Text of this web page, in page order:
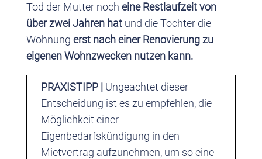
Tod der Mutter noch eine Restlaufzeit von
über zwei Jahren hatund die Tochter die
Wohnung erst nach einer Renovierung zu
eigenen Wohnzwecken nutzen kann.
PRAXISTIPP | Ungeachtet dieser
Entscheidung ist es zu empfehlen, die
Möglichkeit einer
Eigenbedarfskündigung in den
Mietvertrag aufzunehmen, um so eine